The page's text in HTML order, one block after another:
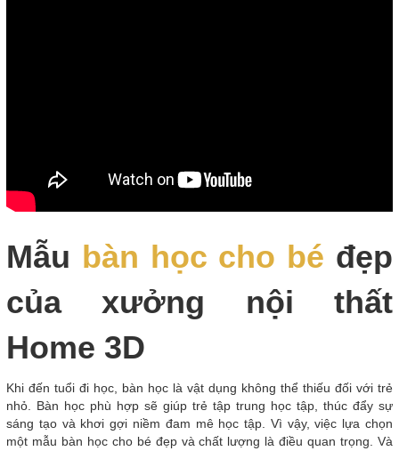
Mẫu bàn học cho bé đẹp
của xưởng nội thất
Home 3D
Khi đến tuổi đi học, bàn học là vật dụng không thể thiếu đối với trẻ
nhỏ. Bàn học phù hợp sẽ giúp trẻ tập trung học tập, thúc đẩy sự
sáng tạo và khơi gợi niềm đam mê học tập. Vì vậy, việc lựa chọn
một mẫu bàn học cho bé đẹp và chất lượng là điều quan trọng. Và